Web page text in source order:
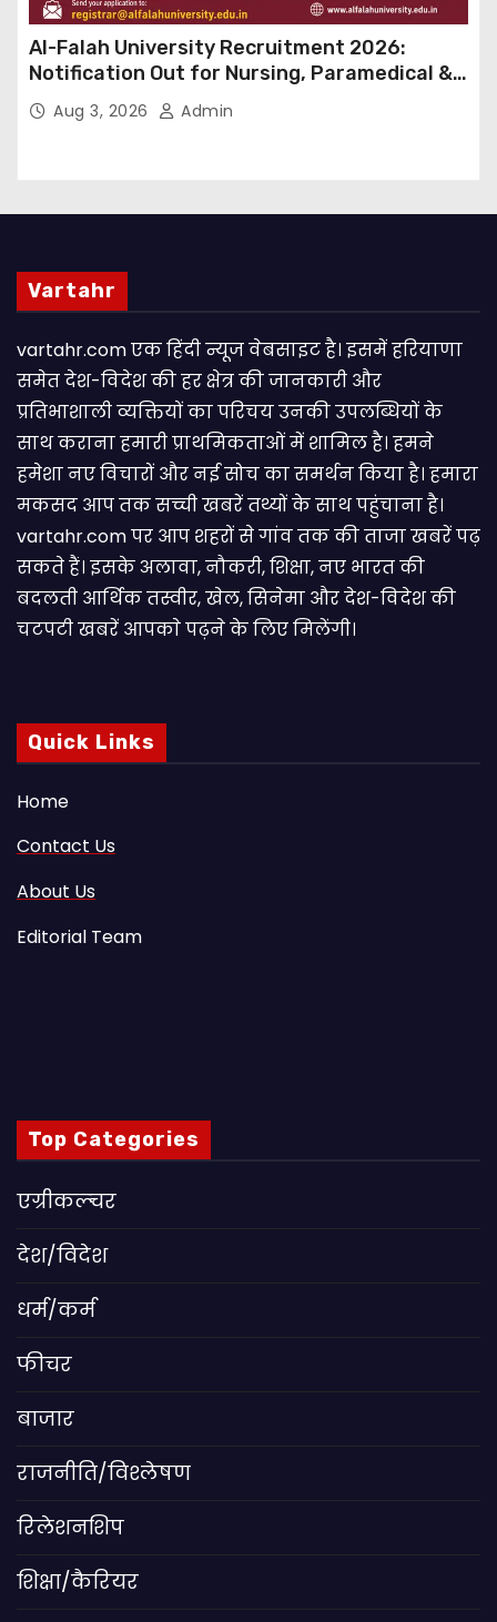
Al-Falah University Recruitment 2026:
Notification Out for Nursing, Paramedical &
Supporting Staff Posts, Apply Through Email
Aug 3, 2026 Admin
Vartahr
vartahr.com एक हिंदी न्यूज वेबसाइट है। इसमें हरियाणा
समेत देश-विदेश की हर क्षेत्र की जानकारी और
प्रतिभाशाली व्यक्तियों का परिचय उनकी उपलब्धियों के
साथ कराना हमारी प्राथमिकताओं में शामिल है। हमने
हमेशा नए विचारों और नई सोच का समर्थन किया है। हमारा
मकसद आप तक सच्ची खबरें तथ्यों के साथ पहुंचाना है।
vartahr.com पर आप शहरों से गांव तक की ताजा खबरें पढ़
सकते हैं। इसके अलावा, नौकरी, शिक्षा, नए भारत की
बदलती आर्थिक तस्वीर, खेल, सिनेमा और देश-विदेश की
चटपटी खबरें आपकाे पढ़ने के लिए मिलेंगी।
Quick Links
Home
Contact Us
About Us
Editorial Team
Top Categories
एग्रीकल्चर
देश/विदेश
धर्म/कर्म
फीचर
बाजार
राजनीति/विश्लेषण
रिलेशनशिप
शिक्षा/कैरियर